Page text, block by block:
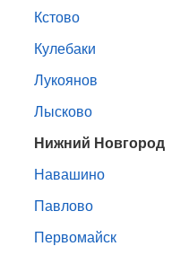
Кстово
Кулебаки
Лукоянов
Лысково
Нижний Новгород
Навашино
Павлово
Первомайск